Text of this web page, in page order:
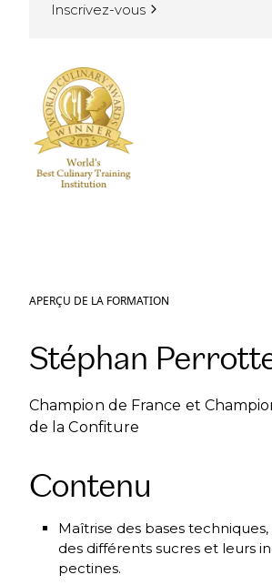
Inscrivez-vous
APERÇU DE LA FORMATION
Stéphan
Champion de France et
de la Confiture
Contenu
Maîtrise des bases
des différents sucres et leurs
pectines.